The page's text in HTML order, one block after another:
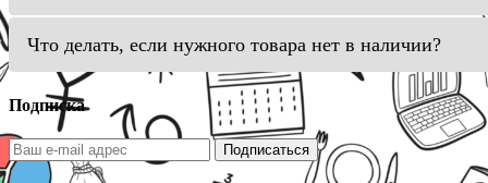
Что делать, если нужного товара нет в наличии?
Подписка
Подписаться